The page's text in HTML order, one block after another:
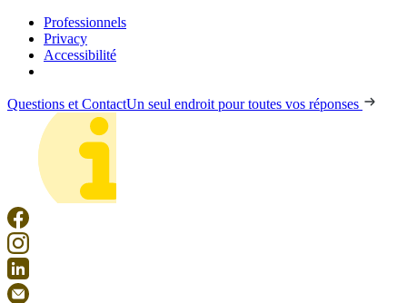
Professionnels
Privacy
Accessibilité
Questions et ContactUn seul endroit pour toutes vos réponses